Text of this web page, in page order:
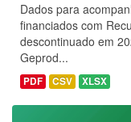
Dados para
financiados com
descontinuado em
Geprod...
PDF CSV XLSX